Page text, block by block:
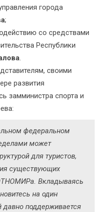
города
;
со средствами
Республики
.
своими
развития
замминистра спорта и
федеральном
может
для туристов,
существующих
Вкладываясь
на один
давно поддерживается